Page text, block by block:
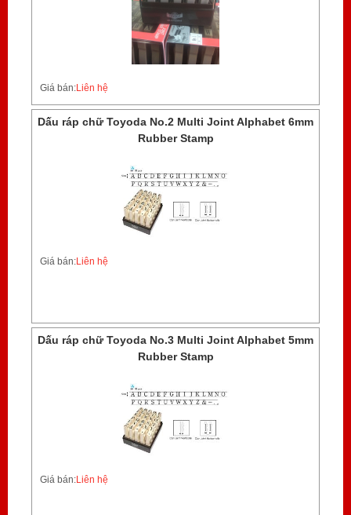
Giá bán:Liên hệ
Dấu ráp chữ Toyoda No.2 Multi Joint Alphabet 6mm
Rubber Stamp
Giá bán:Liên hệ
Dấu ráp chữ Toyoda No.3 Multi Joint Alphabet 5mm
Rubber Stamp
Giá bán:Liên hệ